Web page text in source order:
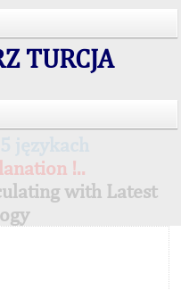
TURCJA
!..
with Latest